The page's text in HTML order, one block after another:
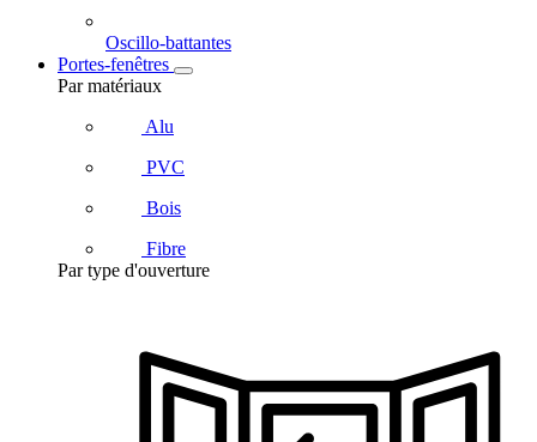
Oscillo-battantes
Portes-fenêtres
Par matériaux
Alu
PVC
Bois
Fibre
Par type d'ouverture